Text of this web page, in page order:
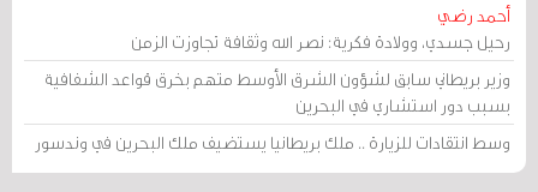
أحمد رضي
رحيل جسدي، وولادة فكرية: نصر الله وثقافة تجاوزت الزمن
وزير بريطاني سابق لشؤون الشرق الأوسط متهم بخرق قواعد الشفافية
بسبب دور استشاري في البحرين
وسط انتقادات للزيارة .. ملك بريطانيا يستضيف ملك البحرين في وندسور